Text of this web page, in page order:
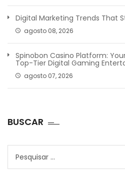
Digital Marketing Trends That
agosto 08, 2026
Spinobon Casino Platform:
Top-Tier Digital Gaming
agosto 07, 2026
BUSCAR